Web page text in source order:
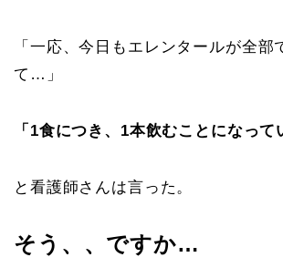
「一応、今日もエレンタールが全部
て…」
「1食につき、1本飲むことになって
と看護師さんは言った。
そう、、ですか…